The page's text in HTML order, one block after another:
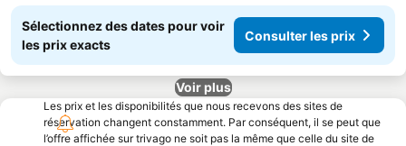
Sélectionnez des dates pour voir
les prix exacts
Consulter les prix
Voir plus
Les prix et les disponibilités que nous recevons des sites de
réservation changent constamment. Par conséquent, il se peut que
l’offre affichée sur trivago ne soit pas la même que celle du site de